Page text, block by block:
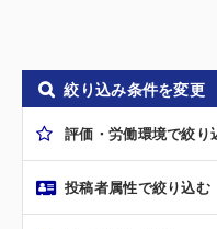
絞り込み条件を変更
評価・労働環境で絞り
投稿者属性で絞り込む